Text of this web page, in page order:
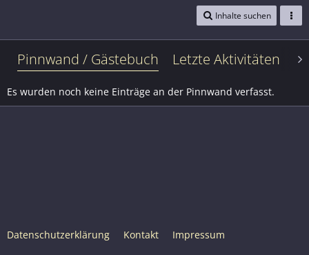
Inhalte suchen
Pinnwand / Gästebuch Letzte Aktivitäten
Es wurden noch keine Einträge an der Pinnwand verfasst.
Datenschutzerklärung Kontakt Impressum